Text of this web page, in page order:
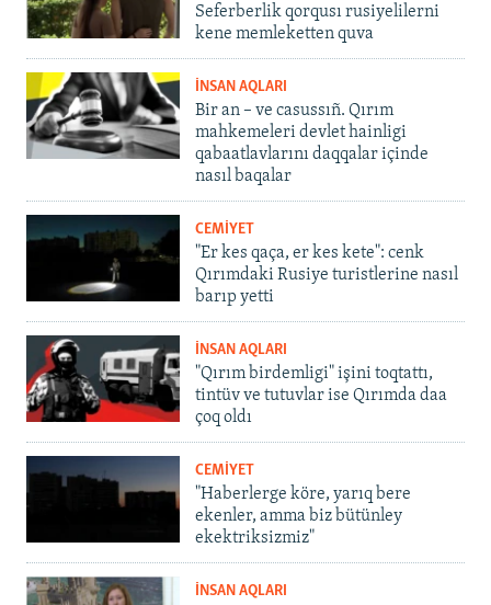
Seferberlik qorqusı rusiyelilerni
kene memleketten quva
İNSAN AQLARI
Bir an – ve casussıñ. Qırım
mahkemeleri devlet hainligi
qabaatlavlarını daqqalar içinde
nasıl baqalar
CEMİYET
"Er kes qaça, er kes kete": cenk
Qırımdaki Rusiye turistlerine nasıl
barıp yetti
İNSAN AQLARI
"Qırım birdemligi" işini toqtattı,
tintüv ve tutuvlar ise Qırımda daa
çoq oldı
CEMİYET
"Haberlerge köre, yarıq bere
ekenler, amma biz bütünley
ekektriksizmiz"
İNSAN AQLARI